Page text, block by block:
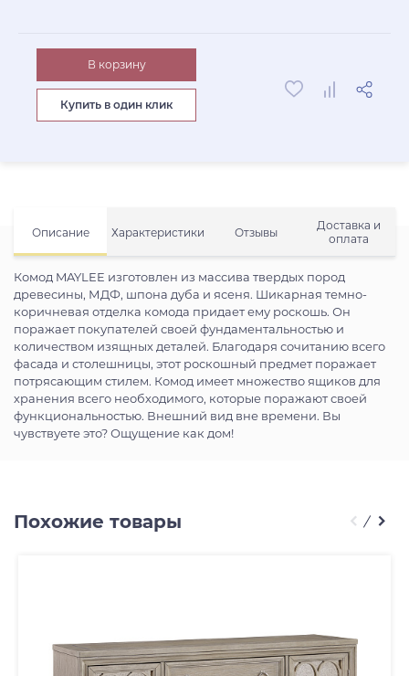
Описание Характеристики Отзывы
Доставка и
оплата
Комод MAYLEE изготовлен из массива твердых пород
древесины, МДФ, шпона дуба и ясеня. Шикарная темно-
коричневая отделка комода придает ему роскошь. Он
поражает покупателей своей фундаментальностью и
количеством изящных деталей. Благодаря сочитанию всего
фасада и столешницы, этот роскошный предмет поражает
потрясающим стилем. Комод имеет множество ящиков для
хранения всего необходимого, которые поражают своей
функциональностью. Внешний вид вне времени. Вы
чувствуете это? Ощущение как дом!
В корзину
Купить в один клик
Похожие товары